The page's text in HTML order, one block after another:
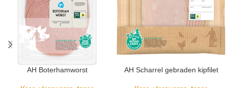
AH Boterhamworst AH Scharrel gebraden kipfilet